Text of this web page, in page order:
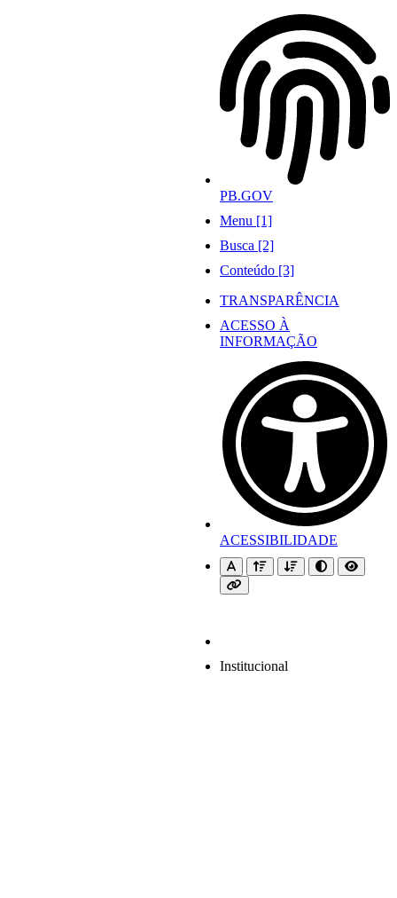
PB.GOV
Menu [1]
Busca [2]
Conteúdo [3]
TRANSPARÊNCIA
ACESSO À
INFORMAÇÃO
ACESSIBILIDADE
Institucional